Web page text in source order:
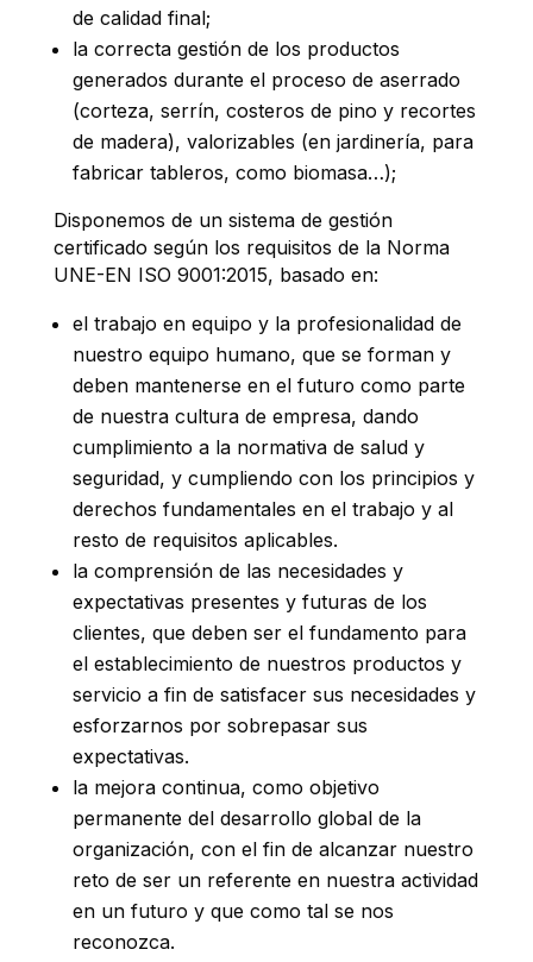
de calidad final;
la correcta gestión de los productos
generados durante el proceso de aserrado
(corteza, serrín, costeros de pino y recortes
de madera), valorizables (en jardinería, para
fabricar tableros, como biomasa…);
Disponemos de un sistema de gestión
certificado según los requisitos de la Norma
UNE-EN ISO 9001:2015, basado en:
el trabajo en equipo y la profesionalidad de
nuestro equipo humano, que se forman y
deben mantenerse en el futuro como parte
de nuestra cultura de empresa, dando
cumplimiento a la normativa de salud y
seguridad, y cumpliendo con los principios y
derechos fundamentales en el trabajo y al
resto de requisitos aplicables.
la comprensión de las necesidades y
expectativas presentes y futuras de los
clientes, que deben ser el fundamento para
el establecimiento de nuestros productos y
servicio a fin de satisfacer sus necesidades y
esforzarnos por sobrepasar sus
expectativas.
la mejora continua, como objetivo
permanente del desarrollo global de la
organización, con el fin de alcanzar nuestro
reto de ser un referente en nuestra actividad
en un futuro y que como tal se nos
reconozca.